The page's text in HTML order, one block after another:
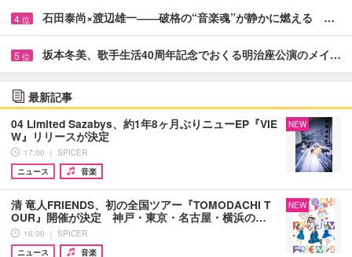
4 位 石田泰尚×渡辺雄一――破格の“音楽魂”が静かに燃える …
5 位 坂本冬美、歌手生活40周年記念でおくる明治座公演のメイ…
最新記事
04 Limited Sazabys、約1年8ヶ月ぶりニューEP『VIE
W』リリースが決定
17:00 ｜ SPICER
ニュース
音楽
NEW
清 竜人FRIENDS、初の全国ツアー『TOMODACHI T
OUR』開催が決定 神戸・東京・名古屋・横浜の…
16:00 ｜ SPICER
ニュース
音楽
NEW